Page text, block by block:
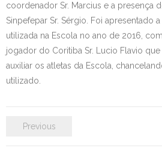
coordenador Sr. Marcius e a presença
Sinpefepar Sr. Sérgio. Foi apresentado
utilizada na Escola no ano de 2016,
jogador do Coritiba Sr. Lucio Flavio
auxiliar os atletas da Escola,
utilizado.
Previous